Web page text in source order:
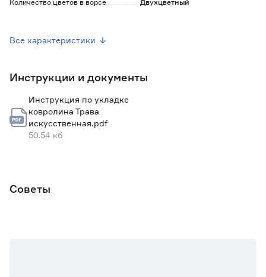
Количество цветов в ворсе Двухцветный
Марка TRAVENA
Страна производства
Вес брутто (кг)
Все характеристики
Инструкции и документы
Инструкция по укладке
ковролина Трава
искусственная.pdf
50.54 кб
Советы